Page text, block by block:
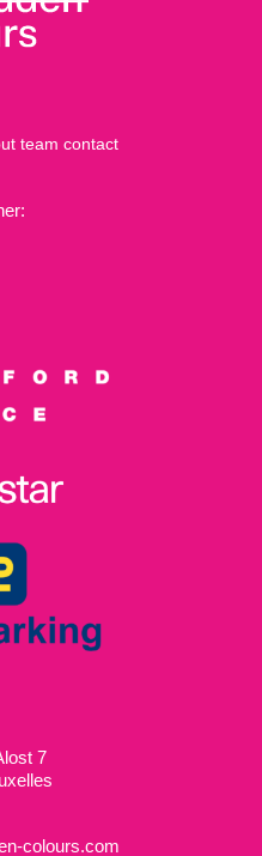
team contact
7
colours.com